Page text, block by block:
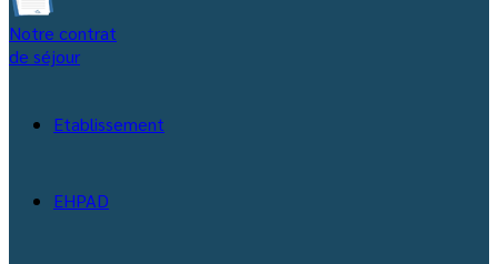
Notre contrat
de séjour
Etablissement
EHPAD